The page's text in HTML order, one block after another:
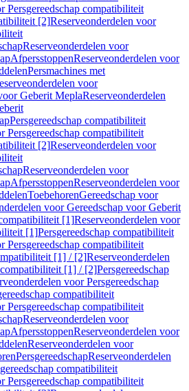
Persgereedschap compatibiliteit
[2]Reserveonderdelen voor
Reserveonderdelen voor
AfpersstoppenReserveonderdelen voor
Persmachines met
voor
Geberit MeplaReserveonderdelen
Persgereedschap compatibiliteit
Persgereedschap compatibiliteit
[2]Reserveonderdelen voor
Reserveonderdelen voor
AfpersstoppenReserveonderdelen voor
ToebehorenGereedschap voor
voor Gereedschap voor Geberit
[1]Reserveonderdelen voor
[1]Persgereedschap compatibiliteit
Persgereedschap compatibiliteit
[1] / [2]Reserveonderdelen
compatibiliteit [1] / [2]Persgereedschap
voor Persgereedschap
compatibiliteit
Persgereedschap compatibiliteit
Reserveonderdelen voor
AfpersstoppenReserveonderdelen voor
Reserveonderdelen voor
PersgereedschapReserveonderdelen
compatibiliteit
Persgereedschap compatibiliteit